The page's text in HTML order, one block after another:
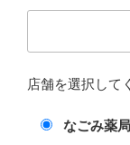
店舗を選択して
なごみ薬